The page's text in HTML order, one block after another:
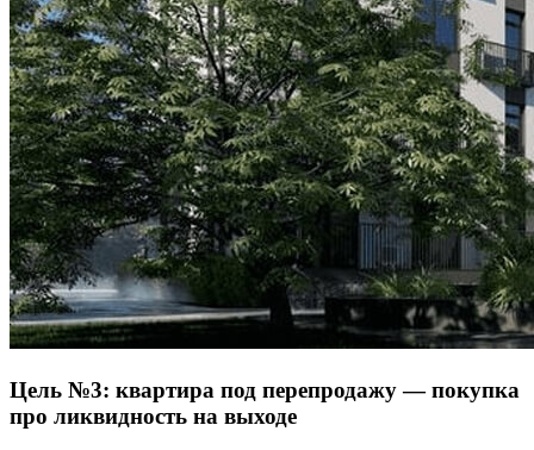
Цель №3: квартира под перепродажу — покупка
про ликвидность на выходе